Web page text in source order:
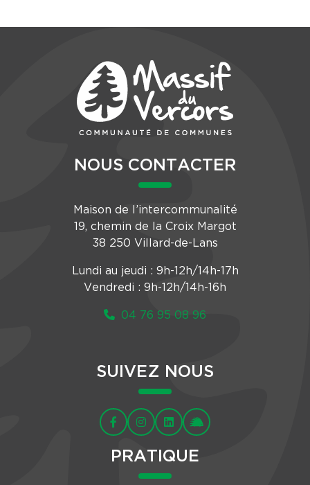
NOUS CONTACTER
Maison de l’intercommunalité
19, chemin de la Croix Margot
38 250 Villard-de-Lans
Lundi au jeudi : 9h-12h/14h-17h
Vendredi : 9h-12h/14h-16h
04 76 95 08 96
SUIVEZ NOUS
PRATIQUE